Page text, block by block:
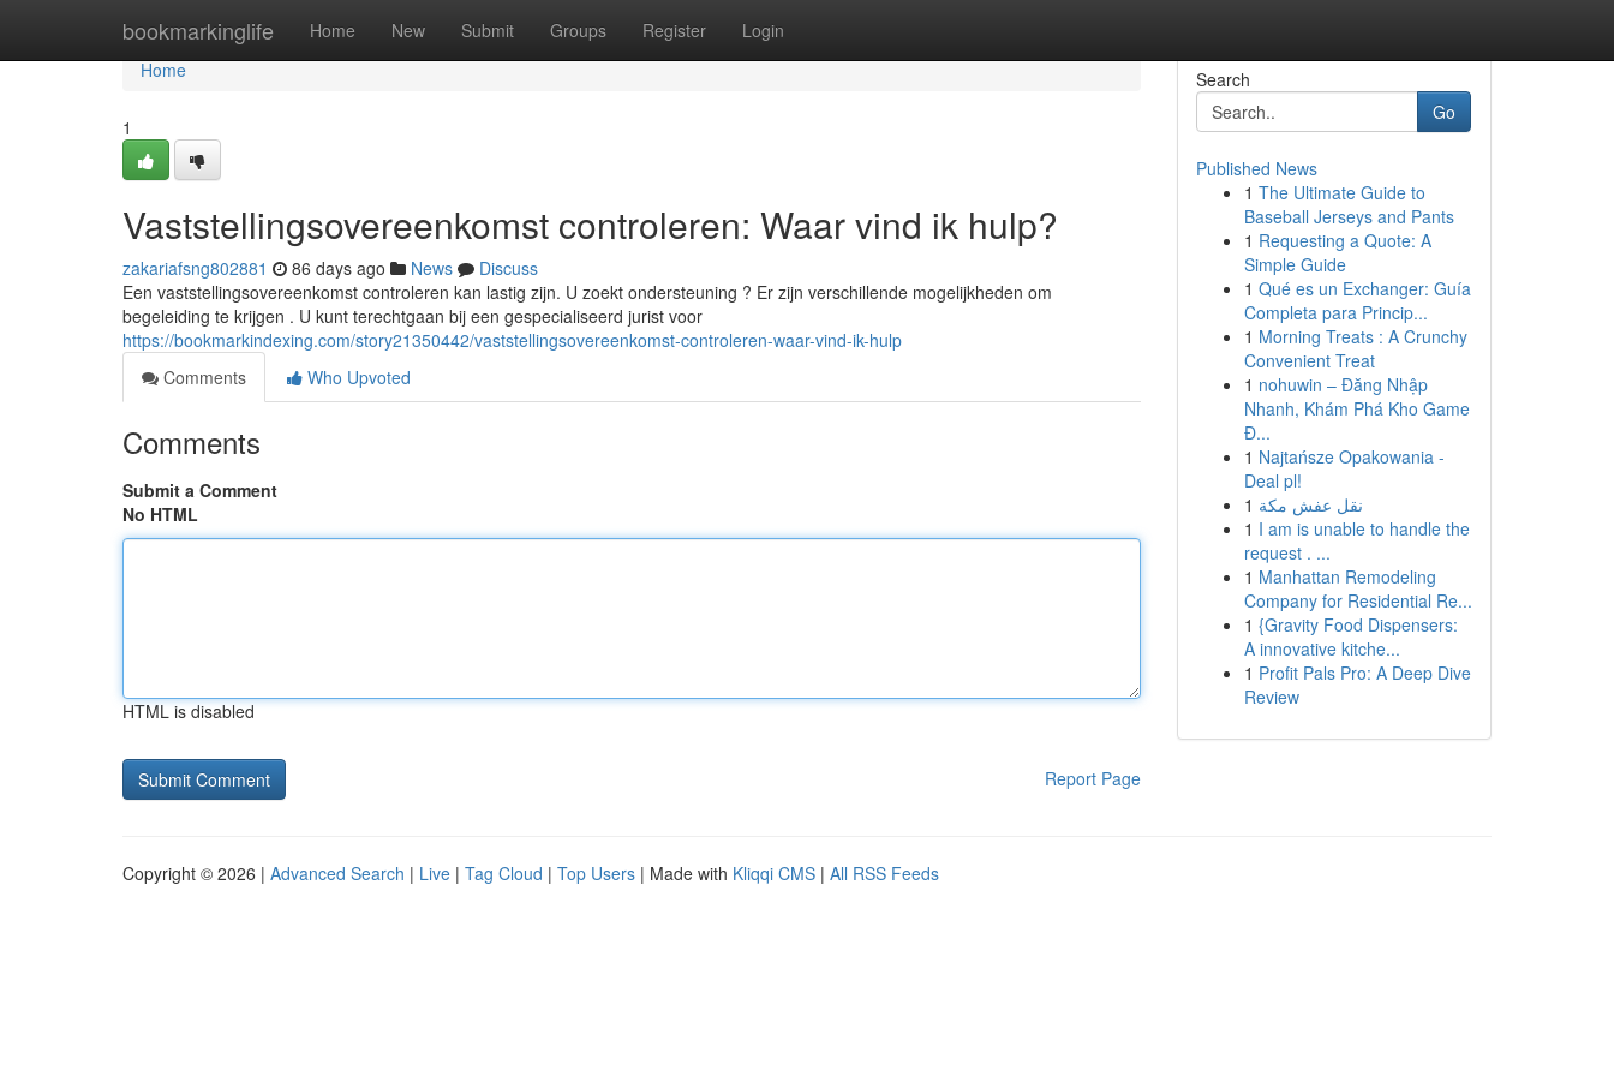
bookmarkinglife Home New Submit Groups Register Login
Home
Home
1
Vaststellingsovereenkomst controleren: Waar vind ik hulp?
zakariafsng802881 86 days ago News
Discuss
Een vaststellingsovereenkomst controleren kan lastig zijn. U zoekt ondersteuning ? Er zijn verschillende mogelijkheden om
begeleiding te krijgen . U kunt terechtgaan bij een gespecialiseerd jurist voor
https://bookmarkindexing.com/story21350442/vaststellingsovereenkomst-controleren-waar-vind-ik-hulp
Comments
Who Upvoted
Comments
Submit a Comment
No HTML
HTML is disabled
Report Page
Search
Go
Published News
1 The Ultimate Guide to
Baseball Jerseys and Pants
1 Requesting a Quote: A
Simple Guide
1 Qué es un Exchanger: Guía
Completa para Princip...
1 Morning Treats : A Crunchy
Convenient Treat
1 nohuwin – Đăng Nhập
Nhanh, Khám Phá Kho Game
Đ...
1 Najtańsze Opakowania -
Deal pl!
1 نقل عفش مكة
1 I am is unable to handle the
request . ...
1 Manhattan Remodeling
Company for Residential Re...
1 {Gravity Food Dispensers:
A innovative kitche...
1 Profit Pals Pro: A Deep Dive
Review
Copyright © 2026 | Advanced Search | Live | Tag Cloud | Top Users | Made with Kliqqi CMS | All RSS Feeds